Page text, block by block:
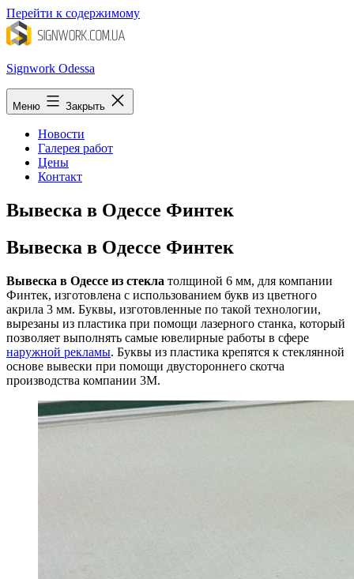
Перейти к содержимому
Signwork Odessa
Меню Закрыть
Новости
Галерея работ
Цены
Контакт
Вывеска в Одессе Финтек
Вывеска в Одессе Финтек
Вывеска в Одессе из стекла толщиной 6 мм, для компании
Финтек, изготовлена с использованием букв из цветного
акрила 3 мм. Буквы, изготовленные по такой технологии,
вырезаны из пластика при помощи лазерного станка, который
позволяет выполнять самые ювелирные работы в сфере
наружной рекламы. Буквы из пластика крепятся к стеклянной
основе вывески при помощи двустороннего скотча
производства компании 3М.